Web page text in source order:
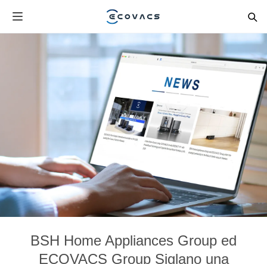
BSH Home Appliances Group ed
ECOVACS Group Siglano una